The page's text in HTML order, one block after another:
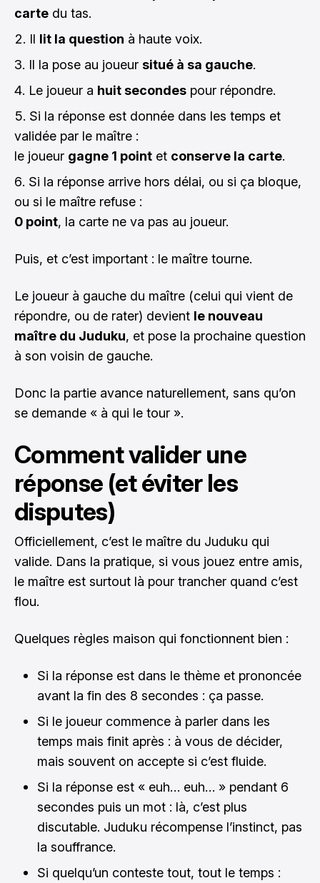
carte du tas.
Il lit la question à haute voix.
Il la pose au joueur situé à sa gauche.
Le joueur a huit secondes pour répondre.
Si la réponse est donnée dans les temps et
validée par le maître :
le joueur gagne 1 point et conserve la carte.
Si la réponse arrive hors délai, ou si ça bloque,
ou si le maître refuse :
0 point, la carte ne va pas au joueur.
Puis, et c’est important : le maître tourne.
Le joueur à gauche du maître (celui qui vient de
répondre, ou de rater) devient le nouveau
maître du Juduku, et pose la prochaine question
à son voisin de gauche.
Donc la partie avance naturellement, sans qu’on
se demande « à qui le tour ».
Comment valider une
réponse (et éviter les
disputes)
Officiellement, c’est le maître du Juduku qui
valide. Dans la pratique, si vous jouez entre amis,
le maître est surtout là pour trancher quand c’est
flou.
Quelques règles maison qui fonctionnent bien :
Si la réponse est dans le thème et prononcée
avant la fin des 8 secondes : ça passe.
Si le joueur commence à parler dans les
temps mais finit après : à vous de décider,
mais souvent on accepte si c’est fluide.
Si la réponse est « euh… euh… » pendant 6
secondes puis un mot : là, c’est plus
discutable. Juduku récompense l’instinct, pas
la souffrance.
Si quelqu’un conteste tout, tout le temps :